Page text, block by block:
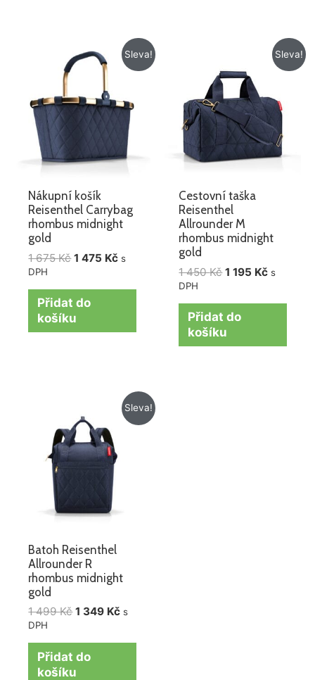
Sleva!
Nákupní košík
Reisenthel Carrybag
rhombus midnight
gold
1 675Kč
Původní
cena
675 Kč.
1 475 Kč
Aktuální
cena
475 Kč.
s
DPH
Přidat do
košíku
Sleva!
Cestovní taška
Reisenthel
Allrounder M
rhombus midnight
gold
1 450Kč
byla:
450 Kč.
1 195 Kč
Aktuální
cena
195 Kč.
s
DPH
Přidat do
košíku
Sleva!
Batoh Reisenthel
Allrounder R
rhombus midnight
gold
1 499Kč
cena
byla:
1
499 Kč.
1 349 Kč
Aktuální
cena
s
DPH
Přidat do
košíku